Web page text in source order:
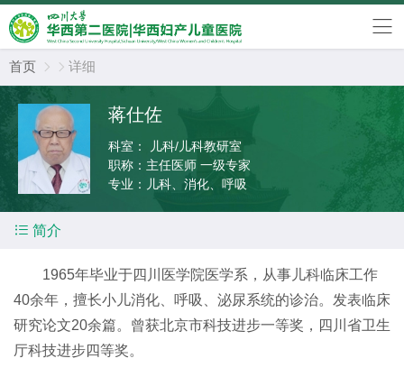
首页   详细
蒋仕佐
科室：
儿科/儿科教研室
职称： 主任医师 一级专家
专业： 儿科、消化、呼吸
 简介
1965年毕业于四川医学院医学系，从事儿科临床工作
40余年，擅长小儿消化、呼吸、泌尿系统的诊治。发表临床
研究论文20余篇。曾获北京市科技进步一等奖，四川省卫生
厅科技进步四等奖。